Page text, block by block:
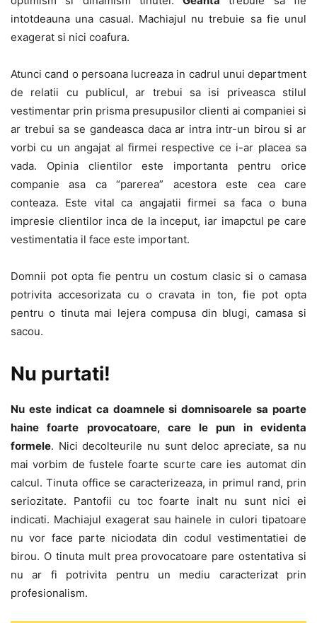
intotdeauna una casual. Machiajul nu trebuie sa fie unul
exagerat si nici coafura.
Atunci cand o persoana lucreaza in cadrul unui department
de relatii cu publicul, ar trebui sa isi priveasca stilul
vestimentar prin prisma presupusilor clienti ai companiei si
ar trebui sa se gandeasca daca ar intra intr-un birou si ar
vorbi cu un angajat al firmei respective ce i-ar placea sa
vada. Opinia clientilor este importanta pentru orice
companie asa ca “parerea” acestora este cea care
conteaza. Este vital ca angajatii firmei sa faca o buna
impresie clientilor inca de la inceput, iar imapctul pe care
vestimentatia il face este important.
Domnii pot opta fie pentru un costum clasic si o camasa
potrivita accesorizata cu o cravata in ton, fie pot opta
pentru o tinuta mai lejera compusa din blugi, camasa si
sacou.
Nu purtati!
Nu este indicat ca doamnele si domnisoarele sa poarte
haine foarte provocatoare, care le pun in evidenta
formele. Nici decolteurile nu sunt deloc apreciate, sa nu
mai vorbim de fustele foarte scurte care ies automat din
calcul. Tinuta office se caracterizeaza, in primul rand, prin
seriozitate. Pantofii cu toc foarte inalt nu sunt nici ei
indicati. Machiajul exagerat sau hainele in culori tipatoare
nu vor face parte niciodata din codul vestimentatiei de
birou. O tinuta mult prea provocatoare pare ostentativa si
nu ar fi potrivita pentru un mediu caracterizat prin
profesionalism.